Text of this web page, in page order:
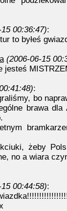
00:36:47):
to byłeś
(2006-06-15
jesteś
:
bo
brawa dla
żeby
no a wiara
00:44:58):